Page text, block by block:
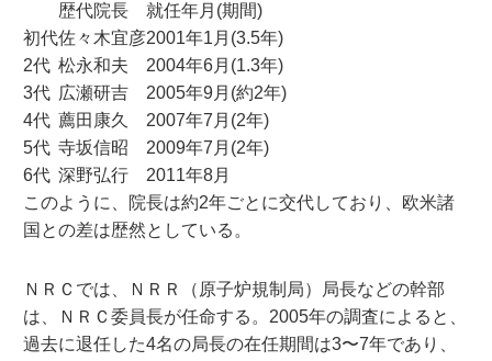
歴代院長
就任年月(期間)
初代佐々木宜彦2001年1月(3.5年)
2代 松永和夫
2004年6月(1.3年)
3代 広瀬研吉
2005年9月(約2年)
4代 薦田康久
2007年7月(2年)
5代 寺坂信昭
2009年7月(2年)
6代 深野弘行
2011年8月
このように、院長は約2年ごとに交代しており、欧米諸
国との差は歴然としている。
ＮＲＣでは、ＮＲＲ（原子炉規制局）局長などの幹部
は、ＮＲＣ委員長が任命する。2005年の調査によると、
過去に退任した4名の局長の在任期間は3〜7年であり、